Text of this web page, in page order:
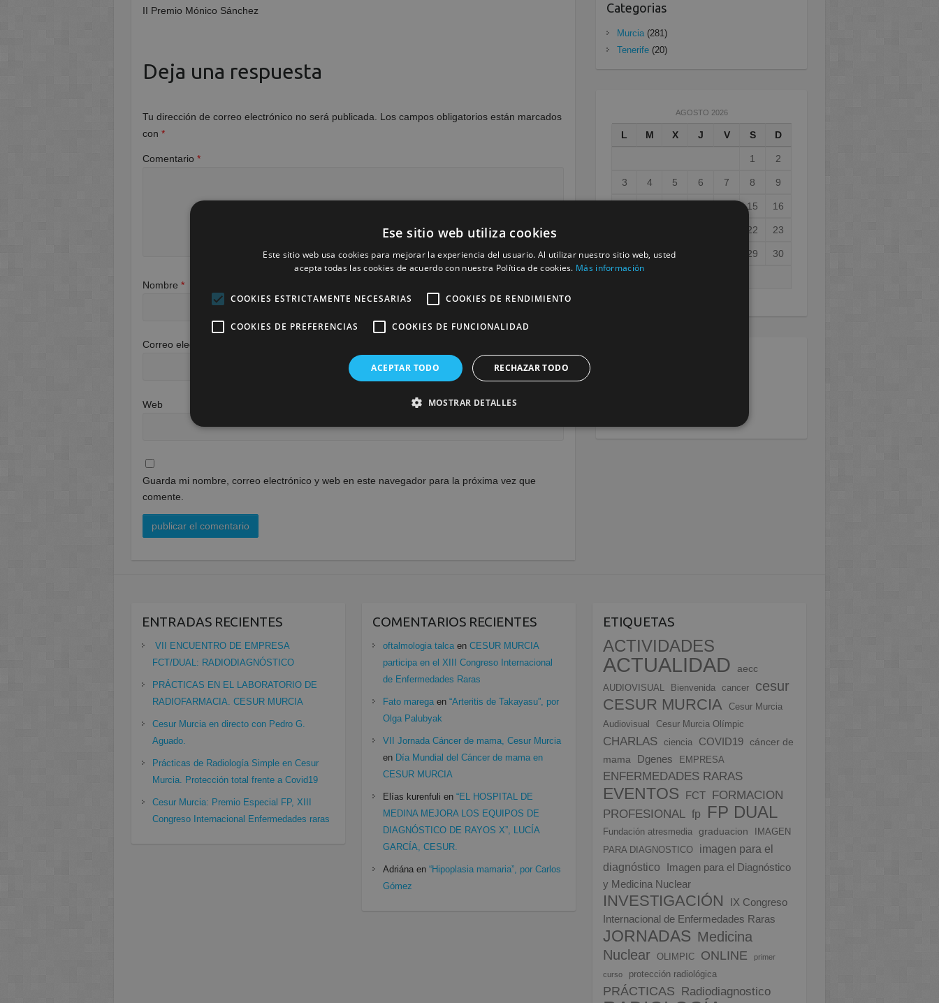
II Premio Mónico Sánchez
Deja una respuesta
Tu dirección de correo electrónico no será publicada. Los campos obligatorios están marcados
con*
Comentario*
Nombre*
Correo electrónico
Web
Guarda mi nombre, correo electrónico y web en este navegador para la próxima vez que
comente.
Categorias
Murcia(281)
Tenerife(20)
AGOSTO 2026
L M X J V S D
1 2
3 4 5 6 7 8 9
15 16
22 23
24 25 26 29 30
ENTRADAS RECIENTES
VII ENCUENTRO DE EMPRESA
FCT/DUAL: RADIODIAGNÓSTICO
PRÁCTICAS EN EL LABORATORIO DE
RADIOFARMACIA. CESUR MURCIA
Cesur Murcia en directo con Pedro G.
Aguado.
Prácticas de Radiología Simple en Cesur
Murcia. Protección total frente a Covid19
Cesur Murcia: Premio Especial FP, XIII
Congreso Internacional Enfermedades raras
COMENTARIOS RECIENTES
oftalmologia talca enCESUR MURCIA
participa en el XIII Congreso Internacional
de Enfermedades Raras
Fato marega en“Arteritis de Takayasu”, por
Olga Palubyak
VII Jornada Cáncer de mama, Cesur Murcia
en Día Mundial del Cáncer de mama en
CESUR MURCIA
Elías kurenfuli en“EL HOSPITAL DE
MEDINA MEJORA LOS EQUIPOS DE
DIAGNÓSTICO DE RAYOS X”, LUCÍA
GARCÍA, CESUR.
Adriána en“Hipoplasia mamaria”, por Carlos
Gómez
ETIQUETAS
ACTIVIDADES
ACTUALIDAD aecc
AUDIOVISUAL Bienvenida cancer cesur
CESUR MURCIA
Cesur Murcia
Audiovisual
Cesur Murcia Olímpic
CHARLAS ciencia COVID19 cáncer de
mama
Dgenes EMPRESA
ENFERMEDADES RARAS
EVENTOS FCT
FORMACION
PROFESIONAL
fp FP DUAL
Fundación atresmedia graduacion
IMAGEN
PARA DIAGNOSTICO
imagen para el
diagnóstico
Imagen para el Diagnóstico
y Medicina Nuclear
INVESTIGACIÓN
IX Congreso
Internacional de Enfermedades Raras
JORNADAS Medicina
Nuclear
OLIMPIC ONLINE primer
curso protección radiológica
PRÁCTICAS Radiodiagnostico
Ese sitio web utiliza cookies
Este sitio web usa cookies para mejorar la experiencia del usuario. Al utilizar nuestro sitio web, usted
acepta todas las cookies de acuerdo con nuestra Política de cookies. Más información
COOKIES ESTRICTAMENTE NECESARIAS COOKIES DE RENDIMIENTO
COOKIES DE PREFERENCIAS COOKIES DE FUNCIONALIDAD
ACEPTAR TODO RECHAZAR TODO
MOSTRAR DETALLES